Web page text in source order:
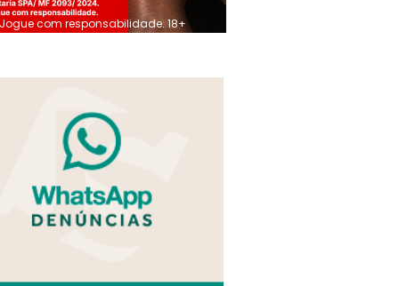
Jogue com responsabilidade. 18+